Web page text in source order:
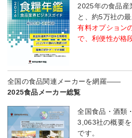
2025年の食品産
と、約5万社の最
有料オプション
で、利便性が格
全国の食品関連メーカーを網羅――
2025食品メーカー総覧
全国食品・酒類
3,063社の概要
です。